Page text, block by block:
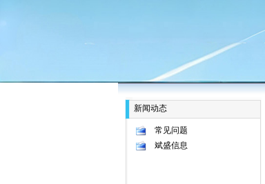
新闻动态
常见问题
斌盛信息